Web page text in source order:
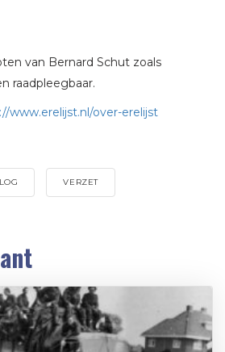
van Bernard Schut zoals
raadpleegbaar.
www.erelijst.nl/over-erelijst
VERZET